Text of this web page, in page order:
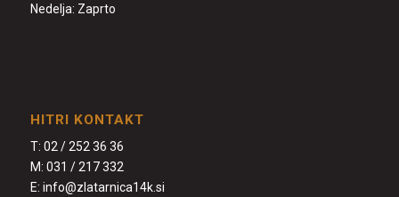
Nedelja: Zaprto
HITRI KONTAKT
T: 02 / 252 36 36
M: 031 / 217 332
E: info@zlatarnica14k.si